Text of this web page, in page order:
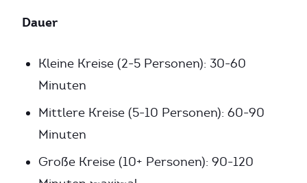
Dauer
Kleine Kreise (2-5 Personen): 30-60
Minuten
Mittlere Kreise (5-10 Personen): 60-90
Minuten
Große Kreise (10+ Personen): 90-120